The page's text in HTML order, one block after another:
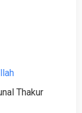
Thakur